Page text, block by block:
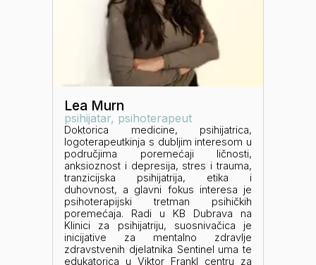
Lea Murn
psihijatar, psihoterapeut
Doktorica medicine, psihijatrica,
logoterapeutkinja s dubljim interesom u
područjima poremećaji ličnosti,
anksioznost i depresija, stres i trauma,
tranzicijska psihijatrija, etika i
duhovnost, a glavni fokus interesa je
psihoterapijski tretman psihičkih
poremećaja. Radi u KB Dubrava na
Klinici za psihijatriju, suosnivačica je
inicijative za mentalno zdravlje
zdravstvenih djelatnika Sentinel uma te
edukatorica u Viktor Frankl centru za